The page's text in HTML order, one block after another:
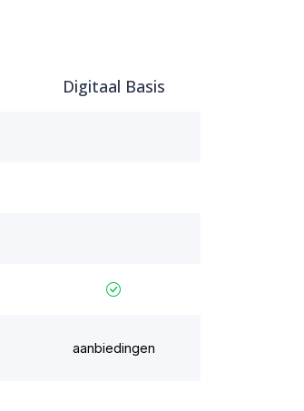
Digitaal Basis
aanbiedingen